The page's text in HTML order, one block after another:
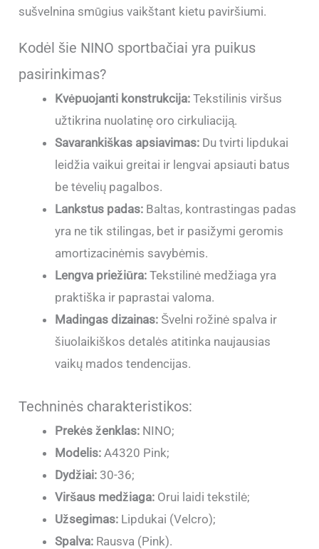
sušvelnina smūgius vaikštant kietu paviršiumi.
Kodėl šie NINO sportbačiai yra puikus
pasirinkimas?
Kvėpuojanti konstrukcija: Tekstilinis viršus
užtikrina nuolatinę oro cirkuliaciją.
Savarankiškas apsiavimas: Du tvirti lipdukai
leidžia vaikui greitai ir lengvai apsiauti batus
be tėvelių pagalbos.
Lankstus padas: Baltas, kontrastingas padas
yra ne tik stilingas, bet ir pasižymi geromis
amortizacinėmis savybėmis.
Lengva priežiūra: Tekstilinė medžiaga yra
praktiška ir paprastai valoma.
Madingas dizainas: Švelni rožinė spalva ir
šiuolaikiškos detalės atitinka naujausias
vaikų mados tendencijas.
Techninės charakteristikos:
Prekės ženklas: NINO;
Modelis: A4320 Pink;
Dydžiai: 30-36;
Viršaus medžiaga: Orui laidi tekstilė;
Užsegimas: Lipdukai (Velcro);
Spalva: Rausva (Pink).